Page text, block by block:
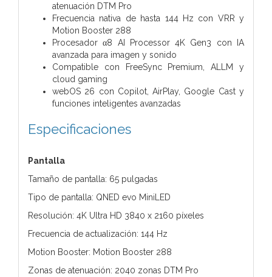
atenuación DTM Pro
Frecuencia nativa de hasta 144 Hz con VRR y
Motion Booster 288
Procesador α8 AI Processor 4K Gen3 con IA
avanzada para imagen y sonido
Compatible con FreeSync Premium, ALLM y
cloud gaming
webOS 26 con Copilot, AirPlay, Google Cast y
funciones inteligentes avanzadas
Especificaciones
Pantalla
Tamaño de pantalla: 65 pulgadas
Tipo de pantalla: QNED evo MiniLED
Resolución: 4K Ultra HD 3840 x 2160 píxeles
Frecuencia de actualización: 144 Hz
Motion Booster: Motion Booster 288
Zonas de atenuación: 2040 zonas DTM Pro